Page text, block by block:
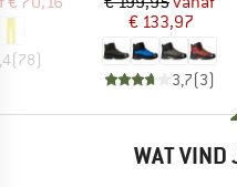
(78)
€ 133,97
3,7(3)
WAT VIND